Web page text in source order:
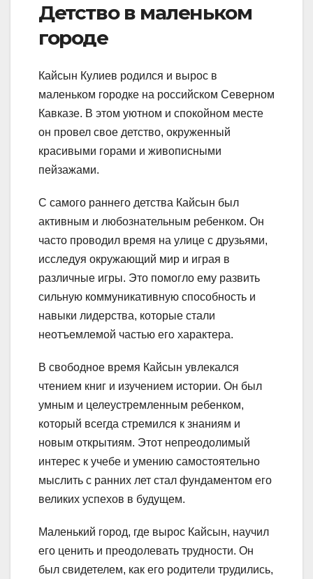
Детство в маленьком
городе
Кайсын Кулиев родился и вырос в
маленьком городке на российском Северном
Кавказе. В этом уютном и спокойном месте
он провел свое детство, окруженный
красивыми горами и живописными
пейзажами.
С самого раннего детства Кайсын был
активным и любознательным ребенком. Он
часто проводил время на улице с друзьями,
исследуя окружающий мир и играя в
различные игры. Это помогло ему развить
сильную коммуникативную способность и
навыки лидерства, которые стали
неотъемлемой частью его характера.
В свободное время Кайсын увлекался
чтением книг и изучением истории. Он был
умным и целеустремленным ребенком,
который всегда стремился к знаниям и
новым открытиям. Этот непреодолимый
интерес к учебе и умению самостоятельно
мыслить с ранних лет стал фундаментом его
великих успехов в будущем.
Маленький город, где вырос Кайсын, научил
его ценить и преодолевать трудности. Он
был свидетелем, как его родители трудились,